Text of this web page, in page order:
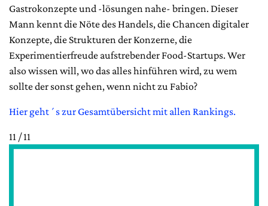
Gastrokonzepte und -lösungen nahe- bringen. Dieser
Mann kennt die Nöte des Handels, die Chancen digitaler
Konzepte, die Strukturen der Konzerne, die
Experimentierfreude aufstrebender Food-Startups. Wer
also wissen will, wo das alles hinführen wird, zu wem
sollte der sonst gehen, wenn nicht zu Fabio?
Hier geht´s zur Gesamtübersicht mit allen Rankings.
11 / 11